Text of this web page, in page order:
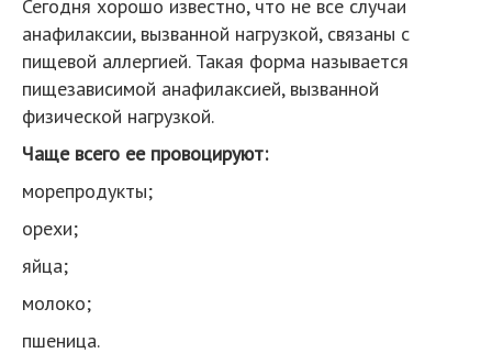
Сегодня хорошо известно, что не все случаи
анафилаксии, вызванной нагрузкой, связаны с
пищевой аллергией. Такая форма называется
пищезависимой анафилаксией, вызванной
физической нагрузкой.
Чаще всего ее провоцируют:
морепродукты;
орехи;
яйца;
молоко;
пшеница.